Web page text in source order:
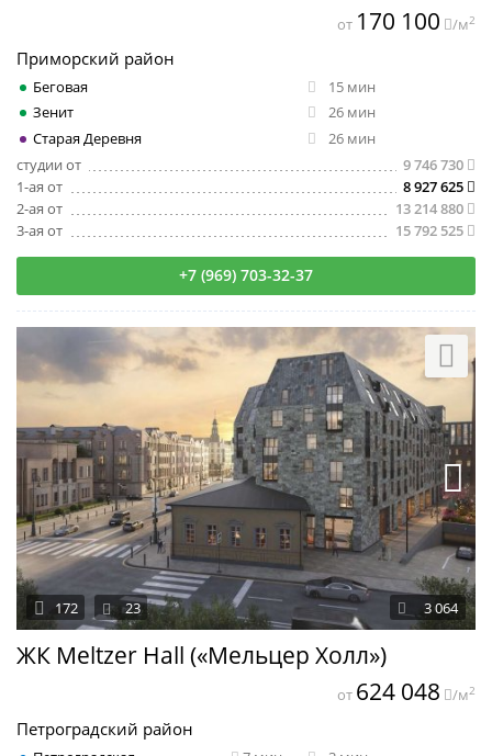
Приморский район
Беговая
15 мин
Зенит
26 мин
Старая Деревня
26 мин
студии от
9 746 730
1-ая от
8 927 625
2-ая от
13 214 880
3-ая от
15 792 525
от 170 100 /м2
+7 (969) 703-32-37
ЖК Meltzer Hall («Мельцер Холл»)
3 064
172 23
Петроградский район
от 624 048 /м2